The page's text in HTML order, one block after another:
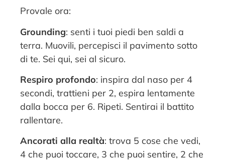
Provale ora:
Grounding: senti i tuoi piedi ben saldi a
terra. Muovili, percepisci il pavimento sotto
di te. Sei qui, sei al sicuro.
Respiro profondo: inspira dal naso per 4
secondi, trattieni per 2, espira lentamente
dalla bocca per 6. Ripeti. Sentirai il battito
rallentare.
Ancorati alla realtà: trova 5 cose che vedi,
4 che puoi toccare, 3 che puoi sentire, 2 che